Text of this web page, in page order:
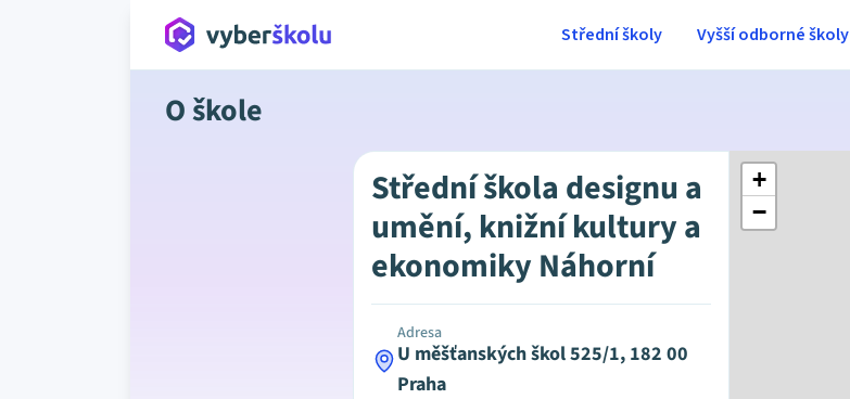
Střední školy Vyšší odborné školy
O škole
Střední škola designu a
umění, knižní kultury a
ekonomiky Náhorní
Adresa
U měšťanských škol 525/1, 182 00
Praha
+
−